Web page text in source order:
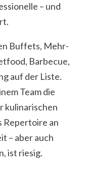
– und
Buffets, Mehr-
Barbecue,
auf der Liste.
Team die
kulinarischen
Repertoire an
– aber auch
ist riesig.